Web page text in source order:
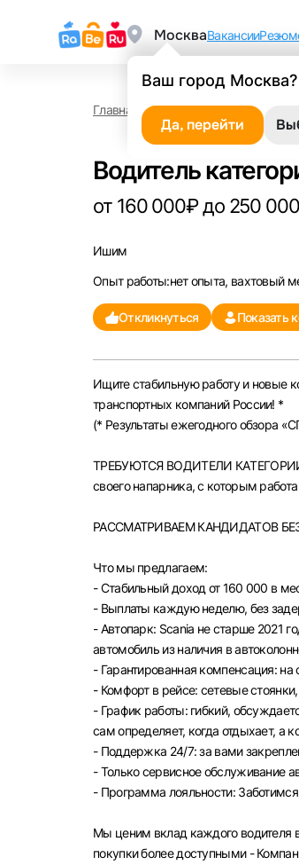
Москва
Ваш город Москва?
Да, перейти
Вакансии
Главная Работа в Ишиме
Водитель
от 160 000₽ до 250
Ишим
Опыт работы:нет опыта, вахтовый
Откликнуться Показать
Ищите стабильную работу и новые
транспортных компаний России! *
(* Peзультаты eжeгоднoго обзopa
TPEБУЮTCЯ ВОДИTЕЛИ КAТEГOPИИ
своего напарника, с которым
РАССМАТРИВАЕМ КАНДИДАТОВ
Что мы предлагаем:
- Стабильный доход от 160 000 в
- Выплаты каждую неделю, без
- Автопарк: Scania не старше 2021
автомобиль из наличия в
- Гарантированная компенсация: на
- Комфорт в рейсе: сетевые
- График работы: гибкий,
сам определяет, когда отдыхает, а
- Поддержка 24/7: за вами
- Только сервисное обслуживание
- Программа лояльности:
Мы ценим вклад каждого водителя
покупки более доступными -